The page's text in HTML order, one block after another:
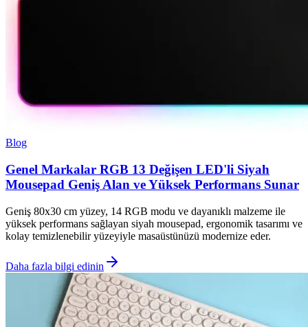
Blog
Genel Markalar RGB 13 Değişen LED'li Siyah
Mousepad Geniş Alan ve Yüksek Performans Sunar
Geniş 80x30 cm yüzey, 14 RGB modu ve dayanıklı malzeme ile
yüksek performans sağlayan siyah mousepad, ergonomik tasarımı ve
kolay temizlenebilir yüzeyiyle masaüstünüzü modernize eder.
Daha fazla bilgi edinin